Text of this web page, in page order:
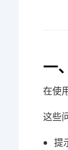
一
在使
这些
提